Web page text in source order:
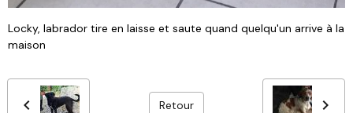
Locky, labrador tire en laisse et saute quand quelqu'un arrive à la
maison
Retour